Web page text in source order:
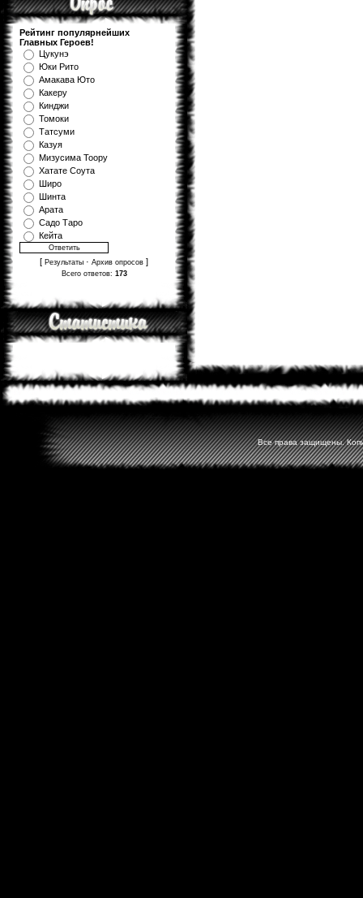
Рейтинг популярнейших
Главных Героев!
Цукунэ
Юки Рито
Амакава Юто
Какеру
Кинджи
Томоки
Татсуми
Казуя
Мизуcима Тоору
Хатате Соута
Широ
Шинта
Арата
Садо Таро
Кейта
[ Результаты · Архив опросов ]
Всего ответов: 173
Все права защищены.